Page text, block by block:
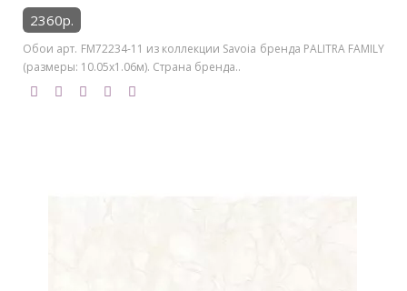
2360р.
Обои арт. FM72234-11 из коллекции Savoia бренда PALITRA FAMILY
(размеры: 10.05х1.06м). Страна бренда..